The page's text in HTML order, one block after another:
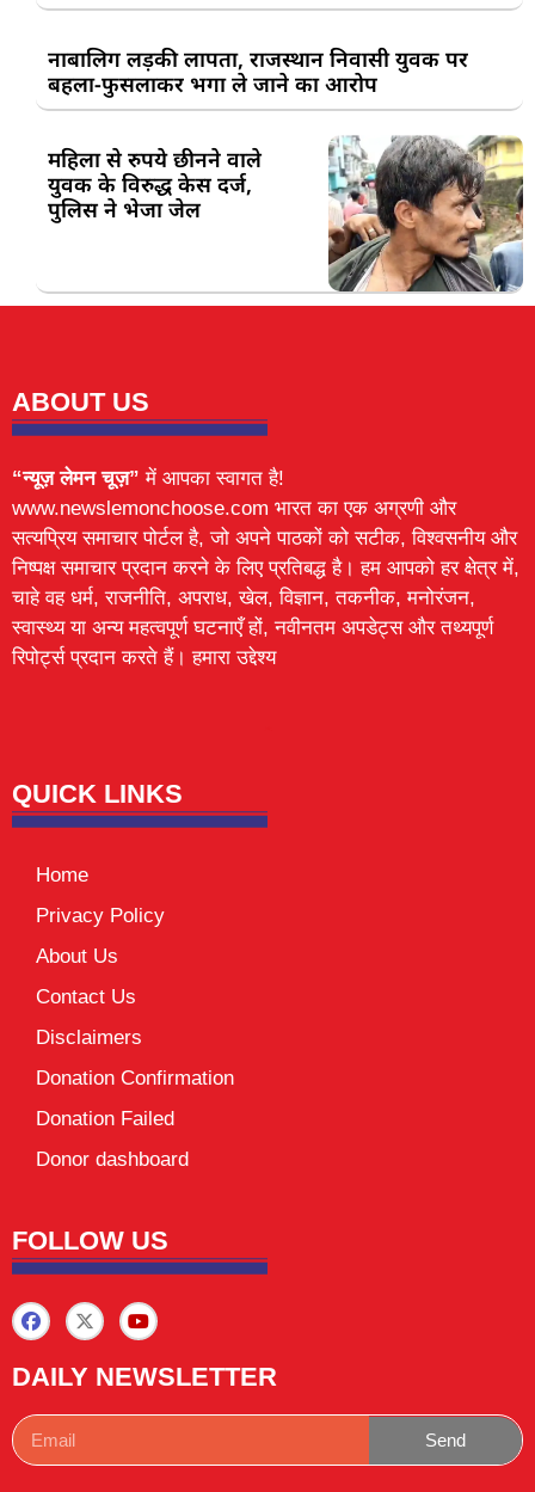
नाबालिग लड़की लापता, राजस्थान निवासी युवक पर
बहला-फुसलाकर भगा ले जाने का आरोप
महिला से रुपये छीनने वाले
युवक के विरुद्ध केस दर्ज,
पुलिस ने भेजा जेल
ABOUT US
“न्यूज़ लेमन चूज़” में आपका स्वागत है!
www.newslemonchoose.com भारत का एक अग्रणी और
सत्यप्रिय समाचार पोर्टल है, जो अपने पाठकों को सटीक, विश्वसनीय और
निष्पक्ष समाचार प्रदान करने के लिए प्रतिबद्ध है। हम आपको हर क्षेत्र में,
चाहे वह धर्म, राजनीति, अपराध, खेल, विज्ञान, तकनीक, मनोरंजन,
स्वास्थ्य या अन्य महत्वपूर्ण घटनाएँ हों, नवीनतम अपडेट्स और तथ्यपूर्ण
रिपोर्ट्स प्रदान करते हैं। हमारा उद्देश्य
QUICK LINKS
Home
Privacy Policy
About Us
Contact Us
Disclaimers
Donation Confirmation
Donation Failed
Donor dashboard
FOLLOW US
DAILY NEWSLETTER
Send